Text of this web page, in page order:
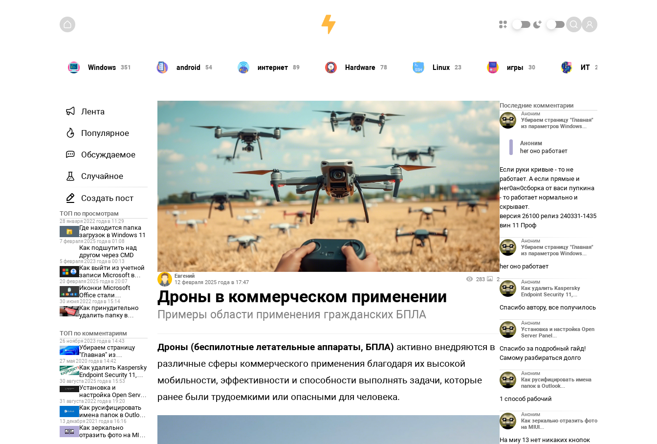
android 54 интернет 89 Hardware 78 Linux 23 игры 30 ИТ 211 Компьютер
Лента
Популярное
Обсуждаемое
Случайное
Создать пост
ТОП по просмотрам
28 января 2022 года в 11:29
Где находится папка
загрузок в Windows 11
7 февраля 2025 года в 01:08
Как подшутить над
другом через CMD
5 февраля 2023 года в 00:13
Как выйти из учетной
записи Microsoft в
Windows 11
20 февраля 2025 года в 20:07
Иконки Microsoft
Office стали
отображаться как
белые листы
30 июня 2022 года в 15:14
Как принудительно
удалить папку в
ТОП по комментариям
26 ноября 2023 года в 14:43
Убираем страницу
"Главная" из
параметров Windows
11
27 мая 2020 года в 14:42
Как удалить Kaspersky
Endpoint Security 11,
если забыл пароль?
30 августа 2025 года в 15:53
Установка и
настройка Open Server
Panel 6
31 августа 2022 года в 19:20
Как русифицировать
имена папок в Outlook
2021
13 декабря 2021 года в 16:16
Как зеркально
отразить фото на MIUI
Евгений
12 февраля 2025 года в 17:47
283 2
Дроны в коммерческом применении
Примеры области применения гражданских БПЛА
Дроны (беспилотные летательные аппараты, БПЛА) активно внедряются в
различные сферы коммерческого применения благодаря их высокой
мобильности, эффективности и способности выполнять задачи, которые
ранее были трудоемкими или опасными для человека.
Последние комментарии
Аноним
Убираем страницу "Главная"
из параметров Windows...
Аноним
her оно работает
Если руки кривые - то не
работает. А если прямые и
нег0ан0сборка от васи пупкина
- то работает нормально и
скрывает.
версия 26100 релиз 240331-1435
вин 11 Проф
Аноним
Убираем страницу "Главная"
из параметров Windows...
her оно работает
Аноним
Как удалить Kaspersky
Endpoint Security 11,...
Спасибо автору, все получилось
Аноним
Установка и настройка Open
Server Panel...
Спасибо за подробный гайд!
Самому разбираться долго
Аноним
Как русифицировать имена
папок в Outlook...
1 способ рабочий
Аноним
Как зеркально отразить фото
на MIUI...
На миу 13 нет никаких кнопок